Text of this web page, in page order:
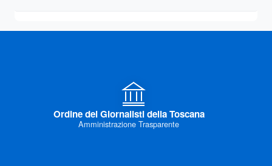
Ordine dei Giornalisti della Toscana
Amministrazione Trasparente